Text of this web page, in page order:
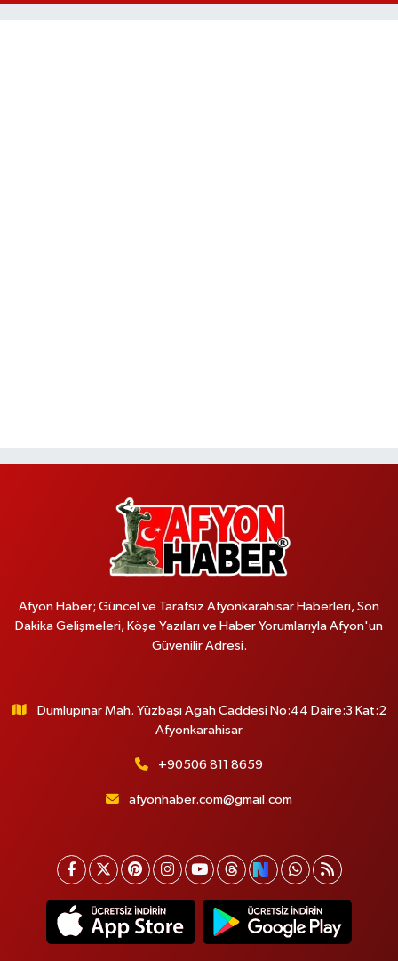
Afyon Haber; Güncel ve Tarafsız Afyonkarahisar Haberleri, Son
Dakika Gelişmeleri, Köşe Yazıları ve Haber Yorumlarıyla Afyon'un
Güvenilir Adresi.
Dumlupınar Mah. Yüzbaşı Agah Caddesi No:44 Daire:3 Kat:2
Afyonkarahisar
+90506 811 8659
afyonhaber.com@gmail.com